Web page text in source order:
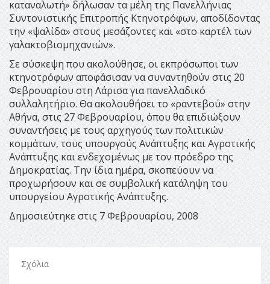
καταναλωτή» δήλωσαν τα μέλη της Πανελλήνιας
Συντονιστικής Επιτροπής Κτηνοτρόφων, αποδίδοντας
την «ψαλίδα» στους μεσάζοντες και «στο καρτέλ των
γαλακτοβιομηχανιών».
Σε σύσκεψη που ακολούθησε, οι εκπρόσωποι των
κτηνοτρόφων αποφάσισαν να συναντηθούν στις 20
Φεβρουαρίου στη Λάρισα για πανελλαδικό
συλλαλητήριο. Θα ακολουθήσει το «ραντεβού» στην
Αθήνα, στις 27 Φεβρουαρίου, όπου θα επιδιώξουν
συναντήσεις με τους αρχηγούς των πολιτικών
κομμάτων, τους υπουργούς Ανάπτυξης και Αγροτικής
Ανάπτυξης και ενδεχομένως με τον πρόεδρο της
Δημοκρατίας. Την ίδια ημέρα, σκοπεύουν να
προχωρήσουν και σε συμβολική κατάληψη του
υπουργείου Αγροτικής Ανάπτυξης.
Δημοσιεύτηκε στις 7 Φεβρουαρίου, 2008
Σχόλια